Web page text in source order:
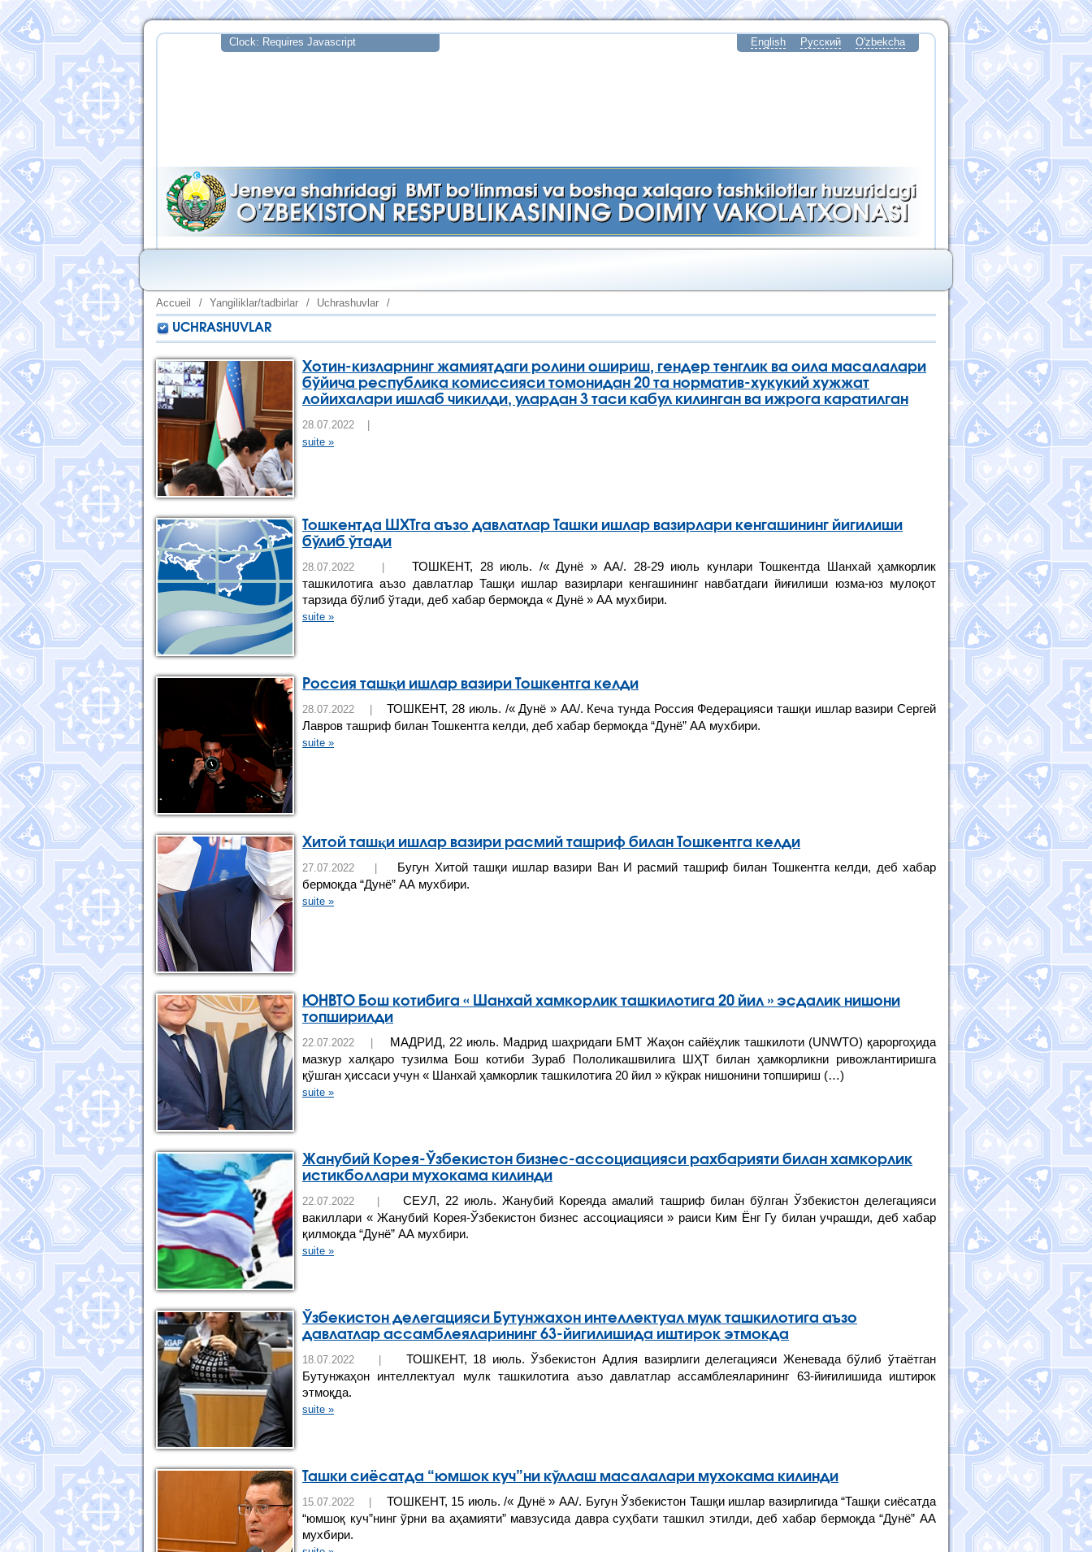
English Русский O'zbekcha
Accueil / Yangiliklar/tadbirlar / Uchrashuvlar /
UCHRASHUVLAR
Хотин-кизларнинг жамиятдаги ролини ошириш, гендер тенглик ва оила масалалари
бўйича республика комиссияси томонидан 20 та норматив-хукукий хужжат
лойихалари ишлаб чикилди, улардан 3 таси кабул килинган ва ижрога каратилган
28.07.2022 |
suite »
Тошкентда ШХТга аъзо давлатлар Ташки ишлар вазирлари кенгашининг йигилиши
бўлиб ўтади
28.07.2022 |
ТОШКЕНТ, 28 июль. /« Дунё » АА/. 28-29 июль кунлари Тошкентда Шанхай ҳамкорлик
ташкилотига аъзо давлатлар Ташқи ишлар вазирлари кенгашининг навбатдаги йиғилиши юзма-юз мулоқот
тарзида бўлиб ўтади, деб хабар бермоқда « Дунё » АА мухбири.
suite »
Россия ташқи ишлар вазири Тошкентга келди
28.07.2022 |
ТОШКЕНТ, 28 июль. /« Дунё » АА/. Кеча тунда Россия Федерацияси ташқи ишлар вазири Сергей
Лавров ташриф билан Тошкентга келди, деб хабар бермоқда “Дунё” АА мухбири.
suite »
Хитой ташқи ишлар вазири расмий ташриф билан Тошкентга келди
27.07.2022 |
Бугун Хитой ташқи ишлар вазири Ван И расмий ташриф билан Тошкентга келди, деб хабар
бермоқда “Дунё” АА мухбири.
suite »
ЮНВТО Бош котибига « Шанхай хамкорлик ташкилотига 20 йил » эсдалик нишони
топширилди
22.07.2022 |
МАДРИД, 22 июль. Мадрид шаҳридаги БМТ Жаҳон сайёҳлик ташкилоти (UNWTO) қароргоҳида
мазкур халқаро тузилма Бош котиби Зураб Пололикашвилига ШҲТ билан ҳамкорликни ривожлантиришга
қўшган ҳиссаси учун « Шанхай ҳамкорлик ташкилотига 20 йил » кўкрак нишонини топшириш (…)
suite »
Жанубий Корея-Ўзбекистон бизнес-ассоциацияси рахбарияти билан хамкорлик
истикболлари мухокама килинди
22.07.2022 |
СЕУЛ, 22 июль. Жанубий Кореяда амалий ташриф билан бўлган Ўзбекистон делегацияси
вакиллари « Жанубий Корея-Ўзбекистон бизнес ассоциацияси » раиси Ким Ёнг Гу билан учрашди, деб хабар
қилмоқда “Дунё” АА мухбири.
suite »
Ўзбекистон делегацияси Бутунжахон интеллектуал мулк ташкилотига аъзо
давлатлар ассамблеяларининг 63-йигилишида иштирок этмокда
18.07.2022 |
ТОШКЕНТ, 18 июль. Ўзбекистон Адлия вазирлиги делегацияси Женевада бўлиб ўтаётган
Бутунжаҳон интеллектуал мулк ташкилотига аъзо давлатлар ассамблеяларининг 63-йиғилишида иштирок
этмоқда.
suite »
Ташки сиёсатда “юмшок куч”ни кўллаш масалалари мухокама килинди
15.07.2022 |
ТОШКЕНТ, 15 июль. /« Дунё » АА/. Бугун Ўзбекистон Ташқи ишлар вазирлигида “Ташқи сиёсатда
“юмшоқ куч”нинг ўрни ва аҳамияти” мавзусида давра суҳбати ташкил этилди, деб хабар бермоқда “Дунё” АА
мухбири.